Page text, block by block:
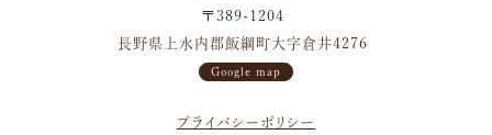
〒389-1204
長野県上水内郡飯綱町大字倉井4276
Google map
プライバシーポリシー